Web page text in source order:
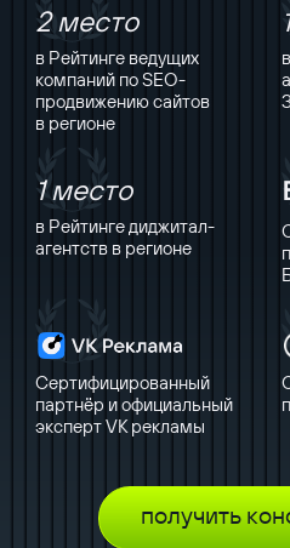
2 место
в Рейтинге ведущих
компаний по SEO-
продвижению сайтов
в регионе
1 место
в Рейтинге диджитал-
агентств в регионе
Сертифицированный
партнёр и официальный
эксперт VK рекламы
получить